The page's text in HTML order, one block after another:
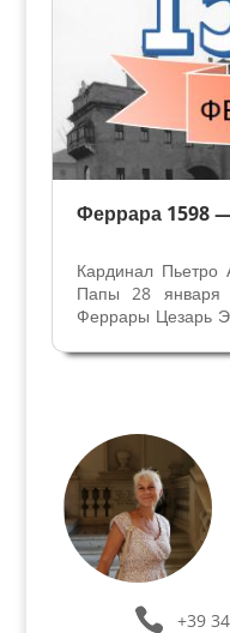
Мантуя и
Феррара 1598
Кардинал Пьетро
Папы 28 января
Феррары Цезарь
власть династии
+39